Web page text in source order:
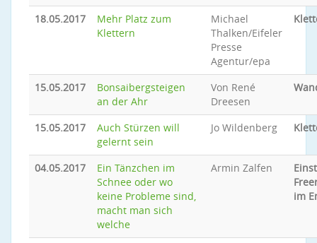
18.05.2017
Mehr Platz zum
Klettern
Michael
Thalken/Eifeler
Presse
Agentur/epa
15.05.2017
Bonsaibergsteigen
an der Ahr
Von René
Dreesen
15.05.2017
Auch Stürzen will
gelernt sein
Jo Wildenberg
04.05.2017
Ein Tänzchen im
Schnee oder wo
keine Probleme sind,
macht man sich
welche
Armin Zalfen
im